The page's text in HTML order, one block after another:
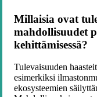
Millaisia ovat
mahdollisuudet
kehittämisessä?
Tulevaisuuden
esimerkiksi
ekosysteemien